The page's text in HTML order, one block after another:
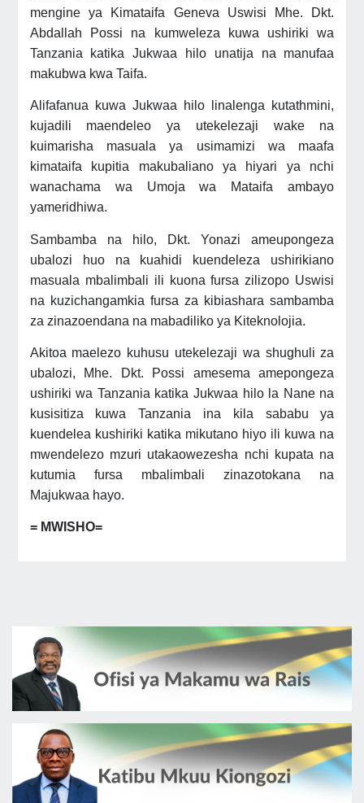
mengine ya Kimataifa Geneva Uswisi Mhe. Dkt.
Abdallah Possi na kumweleza kuwa ushiriki wa
Tanzania katika Jukwaa hilo unatija na manufaa
makubwa kwa Taifa.
Alifafanua kuwa Jukwaa hilo linalenga kutathmini,
kujadili maendeleo ya utekelezaji wake na
kuimarisha masuala ya usimamizi wa maafa
kimataifa kupitia makubaliano ya hiyari ya nchi
wanachama wa Umoja wa Mataifa ambayo
yameridhiwa.
Sambamba na hilo, Dkt. Yonazi ameupongeza
ubalozi huo na kuahidi kuendeleza ushirikiano
masuala mbalimbali ili kuona fursa zilizopo Uswisi
na kuzichangamkia fursa za kibiashara sambamba
za zinazoendana na mabadiliko ya Kiteknolojia.
Akitoa maelezo kuhusu utekelezaji wa shughuli za
ubalozi, Mhe. Dkt. Possi amesema amepongeza
ushiriki wa Tanzania katika Jukwaa hilo la Nane na
kusisitiza kuwa Tanzania ina kila sababu ya
kuendelea kushiriki katika mikutano hiyo ili kuwa na
mwendelezo mzuri utakaowezesha nchi kupata na
kutumia fursa mbalimbali zinazotokana na
Majukwaa hayo.
= MWISHO=